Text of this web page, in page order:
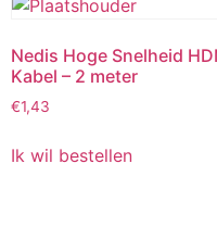
Nedis Hoge Snelheid
Kabel – 2 meter
€1,43
Ik wil bestellen